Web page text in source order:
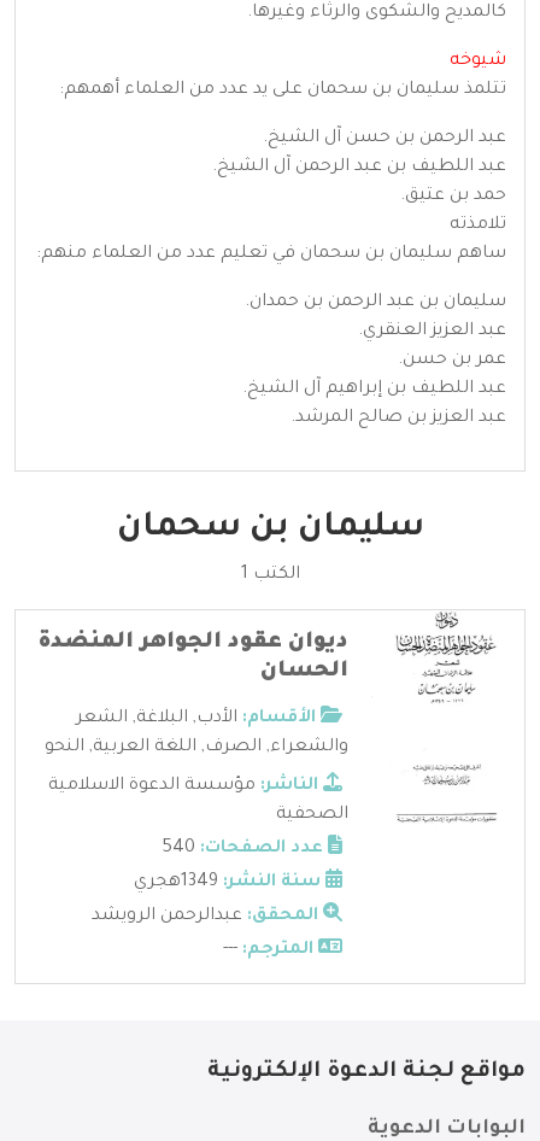
كالمديح والشكوى والرثاء وغيرها.
شيوخه
تتلمذ سليمان بن سحمان على يد عدد من العلماء أهمهم:
عبد الرحمن بن حسن آل الشيخ.
عبد اللطيف بن عبد الرحمن آل الشيخ.
حمد بن عتيق.
تلامذته
ساهم سليمان بن سحمان في تعليم عدد من العلماء منهم:
سليمان بن عبد الرحمن بن حمدان.
عبد العزيز العنقري.
عمر بن حسن.
عبد اللطيف بن إبراهيم آل الشيخ.
عبد العزيز بن صالح المرشد.
سليمان بن سحمان
الكتب 1
ديوان عقود الجواهر المنضدة
الحسان
الأقسام: الأدب, البلاغة, الشعر
والشعراء, الصرف, اللغة العربية, النحو
الناشر: مؤسسة الدعوة الاسلامية
الصحفية
عدد الصفحات:
سنة النشر:
المحقق: عبدالرحمن الرويشد
المترجم: ---
مواقع لجنة الدعوة الإلكترونية
البوابات الدعوية